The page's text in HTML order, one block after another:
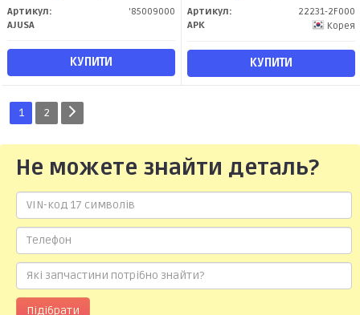
Артикул:
'85009000
AJUSA
КУПИТИ
Артикул:
22231-2F000
APK
Корея
КУПИТИ
1 2
Не можете знайти деталь?
Підібрати